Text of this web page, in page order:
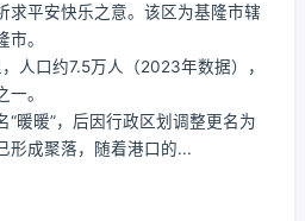
求平安快乐之意。该区为基隆市辖
。
人口约7.5万人（2023年数据），
。
“暖暖”，后因行政区划调整更名为
形成聚落，随着港口的...